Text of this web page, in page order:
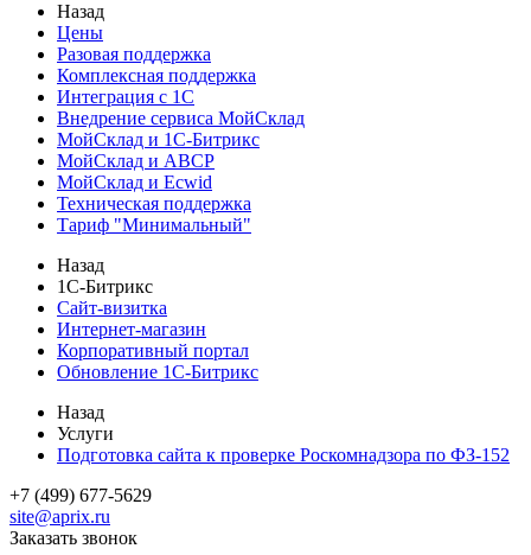
Назад
Цены
Разовая поддержка
Комплексная поддержка
Интеграция с 1С
Внедрение сервиса МойСклад
МойСклад и 1С-Битрикс
МойСклад и ABCP
МойСклад и Ecwid
Техническая поддержка
Тариф "Минимальный"
Назад
1С-Битрикс
Сайт-визитка
Интернет-магазин
Корпоративный портал
Обновление 1С-Битрикс
Назад
Услуги
Подготовка сайта к проверке Роскомнадзора по ФЗ-152
+7 (499) 677-5629
site@aprix.ru
Заказать звонок